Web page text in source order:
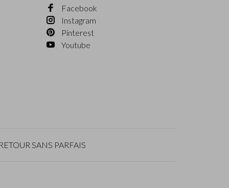
Facebook
Instagram
Pinterest
Youtube
RETOUR SANS PARFAIS